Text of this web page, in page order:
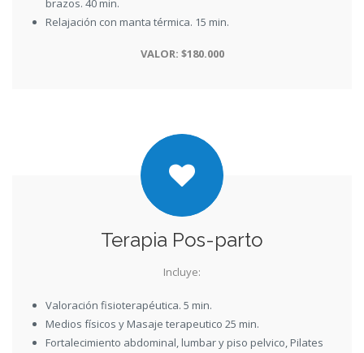
brazos. 40 min.
Relajación con manta térmica. 15 min.
VALOR: $180.000
Terapia Pos-parto
Incluye:
Valoración fisioterapéutica. 5 min.
Medios físicos y Masaje terapeutico 25 min.
Fortalecimiento abdominal, lumbar y piso pelvico, Pilates